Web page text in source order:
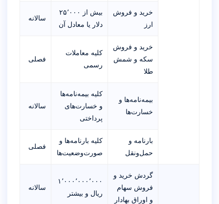
خرید و فروش
ارز
بیش از ۲۵٬۰۰۰
دلار یا معادل آن
سالانه
خرید و فروش
سکه و شمش
طلا
کلیه معاملات
رسمی
فصلی
بیمه‌نامه‌ها و
خسارت‌ها
کلیه بیمه‌نامه‌ها
و خسارت‌های
پرداختی
سالانه
بارنامه و
حمل‌ونقل
کلیه بارنامه‌ها و
صورت‌وضعیت‌ها
فصلی
گردش خرید و
فروش سهام
و اوراق بهادار
۱٬۰۰۰٬۰۰۰٬۰۰۰
ریال و بیشتر
سالانه